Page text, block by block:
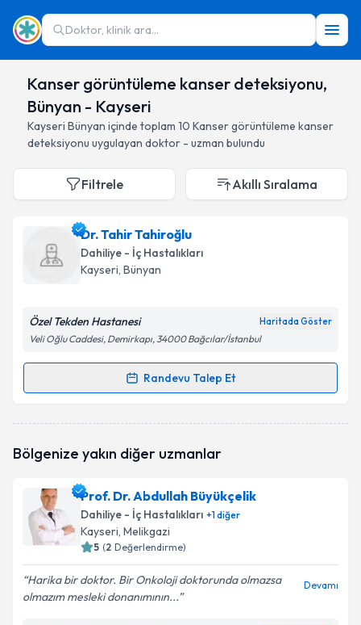
Doktor, klinik ara...
Kanser görüntüleme kanser deteksiyonu,
Bünyan - Kayseri
Kayseri Bünyan içinde toplam 10 Kanser görüntüleme kanser
deteksiyonu uygulayan doktor - uzman bulundu
Filtrele Akıllı Sıralama
Dr. Tahir Tahiroğlu
Dahiliye - İç Hastalıkları
Kayseri, Bünyan
Özel Tekden Hastanesi Haritada Göster
Veli Oğlu Caddesi, Demirkapı, 34000 Bağcılar/İstanbul
Randevu Talep Et
Randevu Takvimi Talebi
oluşturun. Size bu uzmandan randevu almanız için bir
E-posta Adresiniz
Kişisel verilerimin işlenmesine ilişkinAydınlatma
Metni'ni okudum ve kişisel verilerimin belirtilen
Bölgenize yakın diğer uzmanlar
Prof. Dr. Abdullah Büyükçelik
Dahiliye - İç Hastalıkları +1diğer
Kayseri, Melikgazi
5 (2 Değerlendirme)
Harika bir doktor. Bir Onkoloji doktorunda olmazsa
olmazım mesleki donanımının...
Devamı